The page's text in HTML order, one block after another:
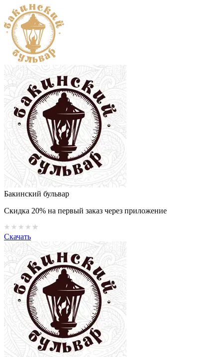
Бакинский бульвар
Скидка 20% на первый заказ через приложение
Скачать